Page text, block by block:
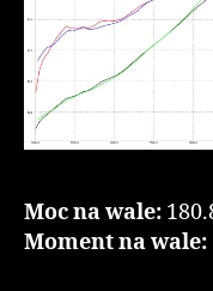
Moc na wale:
Moment na wale: